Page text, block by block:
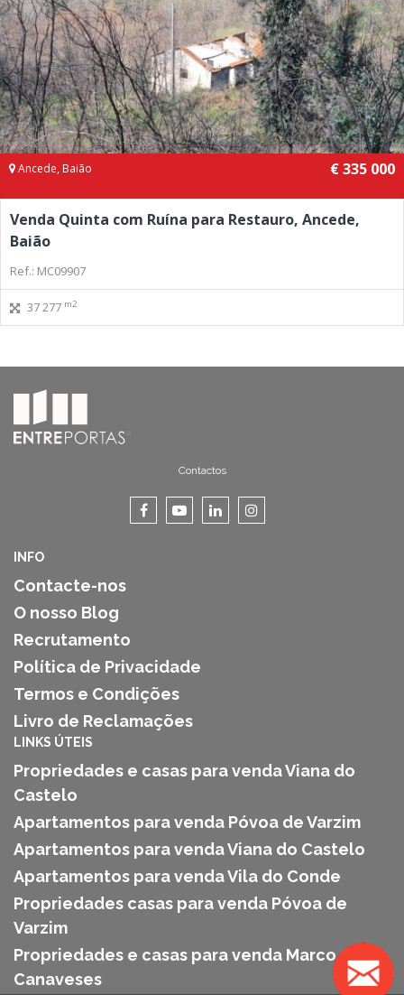
Ancede, Baião € 335 000
Venda Quinta com Ruína para Restauro, Ancede,
Baião
Ref.: MC09907
37 277 m2
Contactos
INFO
Contacte-nos
O nosso Blog
Recrutamento
Política de Privacidade
Termos e Condições
Livro de Reclamações
LINKS ÚTEIS
Propriedades e casas para venda Viana do
Castelo
Apartamentos para venda Póvoa de Varzim
Apartamentos para venda Viana do Castelo
Apartamentos para venda Vila do Conde
Propriedades casas para venda Póvoa de
Varzim
Propriedades e casas para venda Marco de
Canaveses